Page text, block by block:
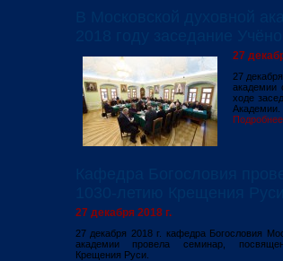
27
27
академии
ходе
Академии.
27 декабря 2018 г.
27 декабря 2018 г. кафедра Богословия
академии провела семинар,
Крещения Руси.